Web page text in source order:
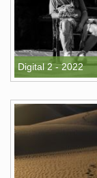
Digital 2 - 2022